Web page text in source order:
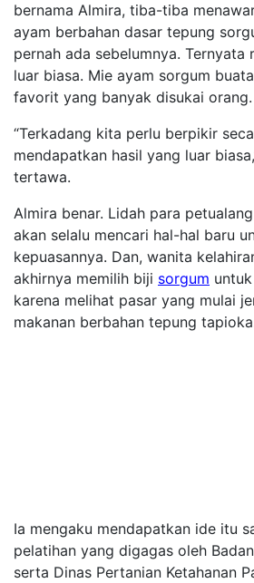
bernama Almira, tiba-tiba
ayam berbahan dasar tepung
pernah ada sebelumnya. Ternyata
luar biasa. Mie ayam sorgum
favorit yang banyak disukai orang.
“Terkadang kita perlu berpikir
mendapatkan hasil yang luar
tertawa.
Almira benar. Lidah para
akan selalu mencari hal-hal baru
kepuasannya. Dan, wanita
akhirnya memilih biji sorgum
karena melihat pasar yang mulai
makanan berbahan tepung
Ia mengaku mendapatkan ide itu
pelatihan yang digagas oleh
serta Dinas Pertanian Ketahanan